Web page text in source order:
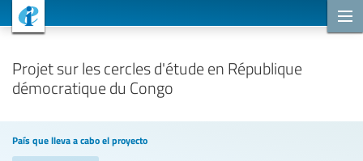
Projet sur les cercles d'étude en République
démocratique du Congo
País que lleva a cabo el proyecto